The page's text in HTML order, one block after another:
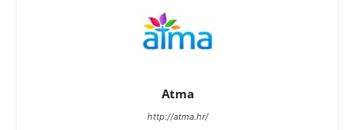
Atma
http://atma.hr/